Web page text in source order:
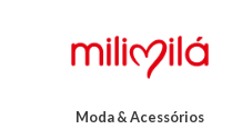
Moda & Acessórios